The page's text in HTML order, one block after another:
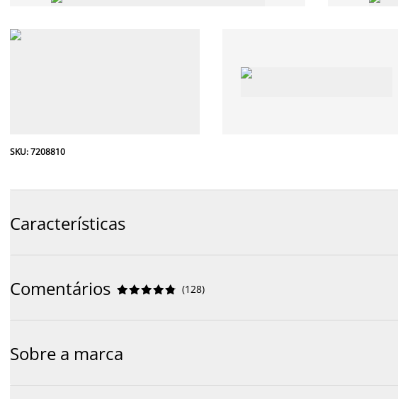
SKU: 7208810
Características
Comentários 




 (128)
Sobre a marca